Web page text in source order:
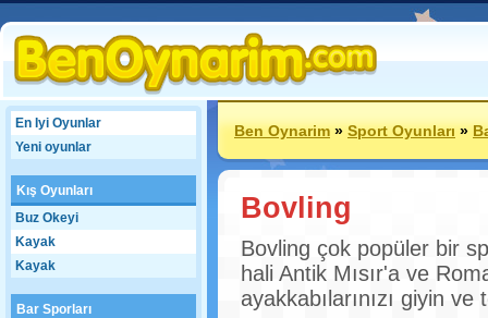
En Iyi Oyunlar
Yeni oyunlar
Kış Oyunları
Buz Okeyi
Kayak
Kayak
Bar Sporları
Ben Oynarim»Sport Oyunları»
Bovling
Bovling çok popüler bir
hali Antik Mısır'a ve
ayakkabılarınızı giyin